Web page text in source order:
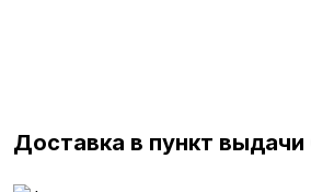
Доставка в пункт